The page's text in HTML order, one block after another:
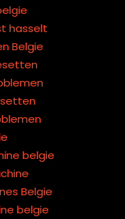
hasselt
Belgie
belgie
Belgie
belgie